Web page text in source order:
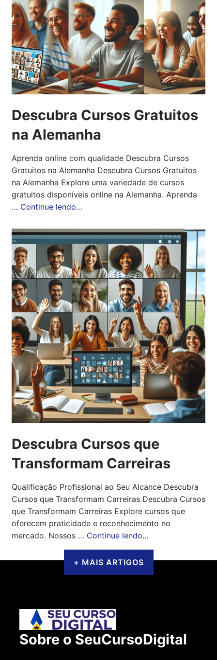
Descubra Cursos Gratuitos
na Alemanha
Aprenda online com qualidade Descubra Cursos
Gratuitos na Alemanha Descubra Cursos Gratuitos
na Alemanha Explore uma variedade de cursos
gratuitos disponíveis online na Alemanha. Aprenda
… Continue lendo…
Descubra Cursos que
Transformam Carreiras
Qualificação Profissional ao Seu Alcance Descubra
Cursos que Transformam Carreiras Descubra Cursos
que Transformam Carreiras Explore cursos que
oferecem praticidade e reconhecimento no
mercado. Nossos … Continue lendo…
+ MAIS ARTIGOS
Sobre o SeuCursoDigital